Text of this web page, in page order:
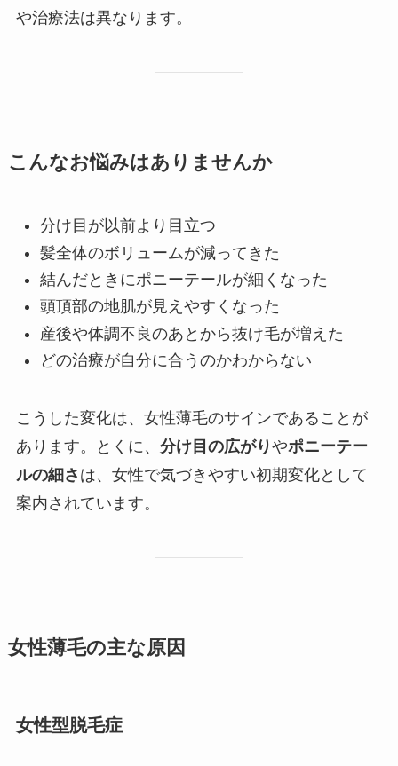
や治療法は異なります。
こんなお悩みはありませんか
分け目が以前より目立つ
髪全体のボリュームが減ってきた
結んだときにポニーテールが細くなった
頭頂部の地肌が見えやすくなった
産後や体調不良のあとから抜け毛が増えた
どの治療が自分に合うのかわからない
こうした変化は、女性薄毛のサインであることが
あります。とくに、 分け目の広がりやポニーテー
ルの細さ は、女性で気づきやすい初期変化として
案内されています。
女性薄毛の主な原因
女性型脱毛症